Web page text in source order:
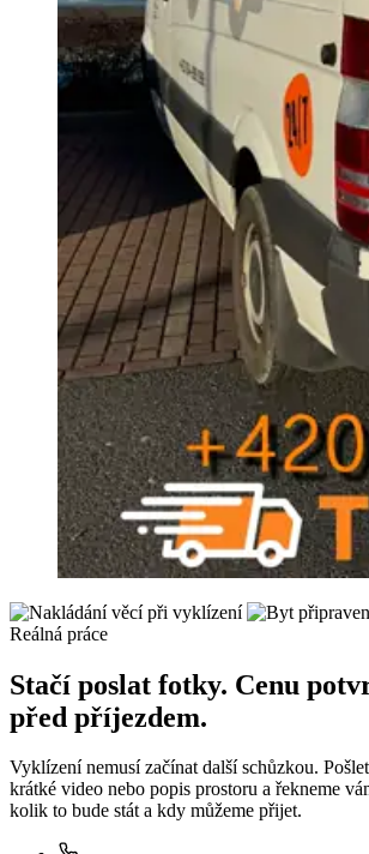
Reálná práce
Stačí poslat fotky. Cenu
před příjezdem.
Vyklízení nemusí začínat další schůzkou.
krátké video nebo popis prostoru a řekneme
kolik to bude stát a kdy můžeme přijet.